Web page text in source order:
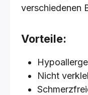
verschiedenen
Vorteile:
Nicht